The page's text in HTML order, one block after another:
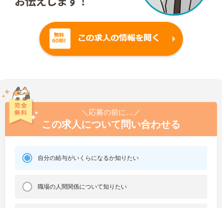
＼応募の前に…／
この求人について問い合わせる
自分の給与がいくらになるか知りたい
職場の人間関係について知りたい